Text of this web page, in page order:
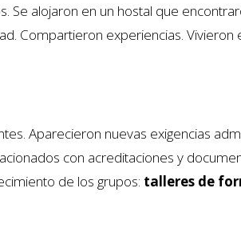
Se alojaron en un hostal que
Compartieron experiencias. Vivieron
Aparecieron nuevas exigencias
con acreditaciones y
de los grupos: talleres de